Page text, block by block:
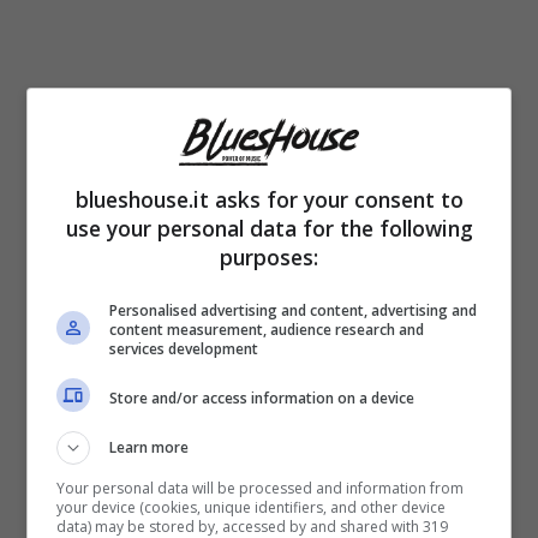
Antonella Clerici, nel corso della sua vita,
vissuto storie d’amore piuttosto
tormentate . La conduttrice si sposò nel
Giuseppe Motta: appena due anni e arrivò
però il divorzio. Dopo una breve ma intensa
relazione con
si sposò con Sergio Cossa: il matrimonio, in
questo caso, finì dopo tre anni. La nativa di
blueshouse.it asks for your consent to
use your personal data for the following
purposes:
Personalised advertising and content, advertising and
content measurement, audience research and
services development
Store and/or access information on a device
Learn more
Your personal data will be processed and information from
your device (cookies, unique identifiers, and other device
data) may be stored by, accessed by and shared with 319